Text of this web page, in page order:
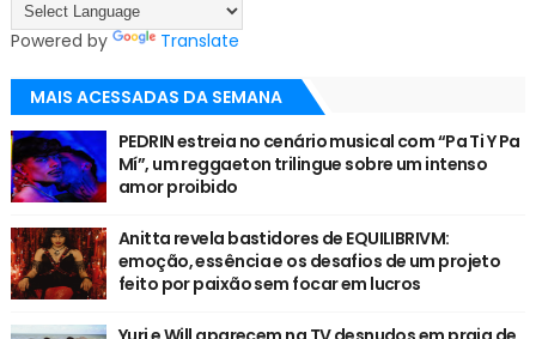
Powered by Translate
MAIS ACESSADAS DA SEMANA
PEDRIN estreia no cenário musical com “Pa Ti Y Pa
Mí”, um reggaeton trilingue sobre um intenso
amor proibido
Anitta revela bastidores de EQUILIBRIVM:
emoção, essência e os desafios de um projeto
feito por paixão sem focar em lucros